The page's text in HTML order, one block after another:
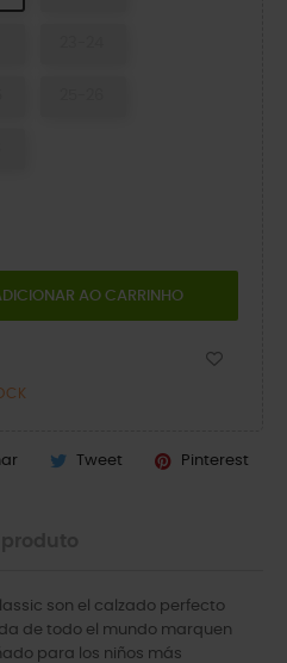
AO CARRINHO
Tweet Pinterest
son el calzado perfecto
de todo el mundo marquen
para los niños más